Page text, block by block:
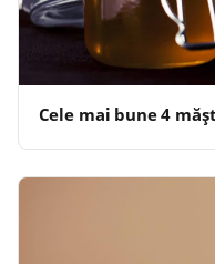
Cele mai bune 4